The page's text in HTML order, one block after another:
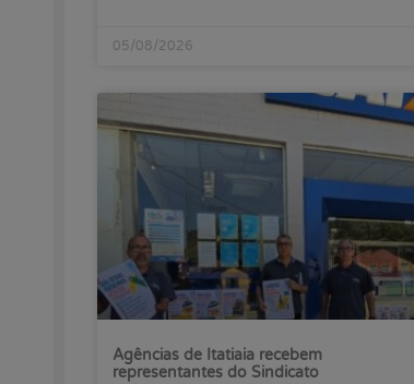
05/08/2026
Agências de Itatiaia recebem
representantes do Sindicato